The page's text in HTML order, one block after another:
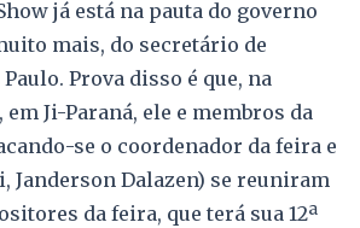
já está na pauta do governo
mais, do secretário de
Prova disso é que, na
em Ji-Paraná, ele e membros da
se o coordenador da feira e
Janderson Dalazen) se reuniram
da feira, que terá sua 12ª